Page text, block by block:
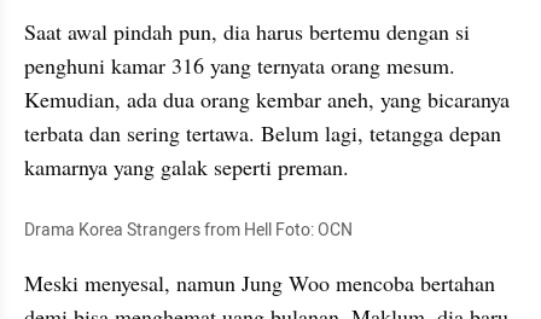
Saat awal pindah pun, dia harus bertemu dengan si
penghuni kamar 316 yang ternyata orang mesum.
terbata dan sering tertawa. Belum lagi, tetangga depan
kamarnya yang galak seperti preman.
Drama Korea Strangers from Hell Foto: OCN
Meski menyesal, namun Jung Woo mencoba bertahan